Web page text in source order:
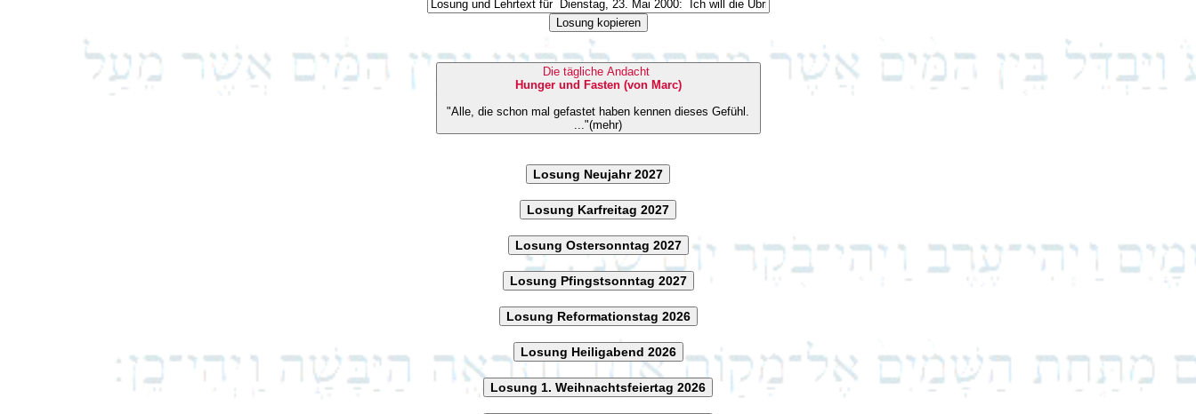
Losung kopieren
Die tägliche Andacht
Hunger und Fasten (von Marc)
"Alle, die schon mal gefastet haben kennen dieses Gefühl.
..."(mehr)
Losung Neujahr 2027
Losung Karfreitag 2027
Losung Ostersonntag 2027
Losung Pfingstsonntag 2027
Losung Reformationstag 2026
Losung Heiligabend 2026
Losung 1. Weihnachtsfeiertag 2026